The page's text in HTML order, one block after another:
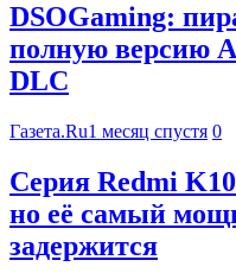
DSOGaming:
полную версию
DLC
Газета.Ru1 месяц спустя 0
Серия Redmi
но её самый
задержится